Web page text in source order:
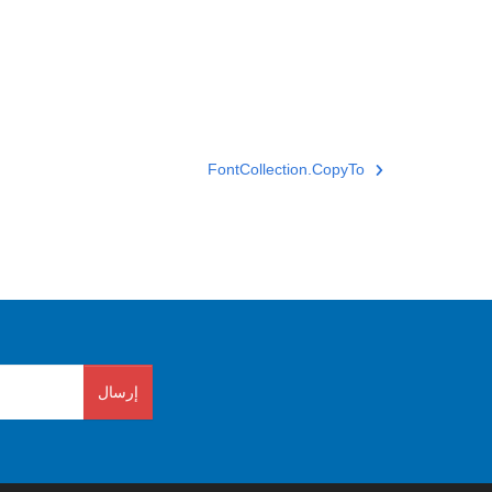
FontCollection.CopyTo
إرسال